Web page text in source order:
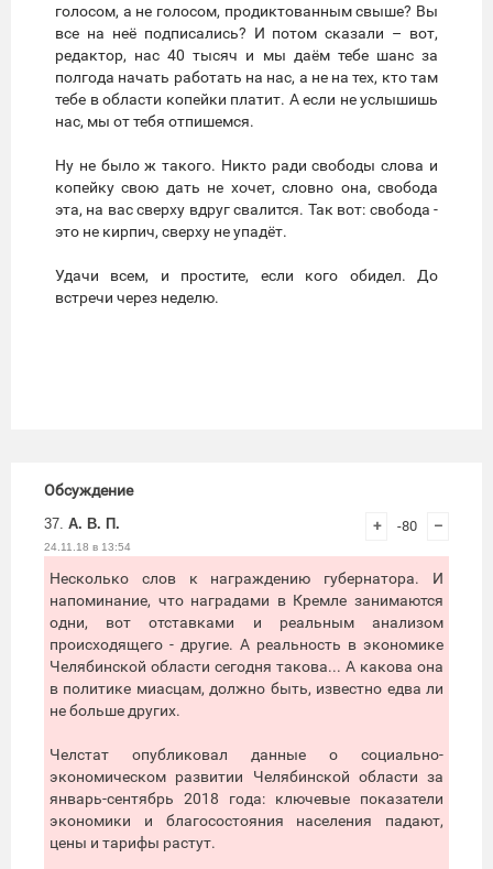
голосом, а не голосом, продиктованным свыше? Вы
все на неё подписались? И потом сказали – вот,
редактор, нас 40 тысяч и мы даём тебе шанс за
полгода начать работать на нас, а не на тех, кто там
тебе в области копейки платит. А если не услышишь
нас, мы от тебя отпишемся.
Ну не было ж такого. Никто ради свободы слова и
копейку свою дать не хочет, словно она, свобода
эта, на вас сверху вдруг свалится. Так вот: свобода -
это не кирпич, сверху не упадёт.
Удачи всем, и простите, если кого обидел. До
встречи через неделю.
Обсуждение
37. А. В. П.
24.11.18 в 13:54
+ -80 –
Несколько слов к награждению губернатора. И
напоминание, что наградами в Кремле занимаются
одни, вот отставками и реальным анализом
происходящего - другие. А реальность в экономике
Челябинской области сегодня такова... А какова она
в политике миасцам, должно быть, известно едва ли
не больше других.
Челстат опубликовал данные о социально-
экономическом развитии Челябинской области за
январь-сентябрь 2018 года: ключевые показатели
экономики и благосостояния населения падают,
цены и тарифы растут.